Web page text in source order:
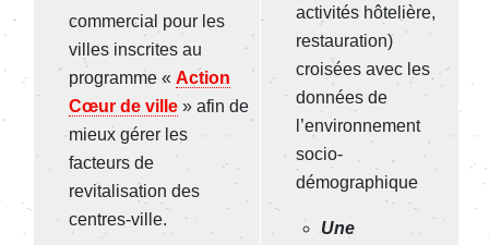
commercial pour les
villes inscrites au
programme « Action
Cœur de ville » afin de
mieux gérer les
facteurs de
revitalisation des
centres-ville.
activités hôtelière,
restauration)
croisées avec les
données de
l’environnement
socio-
démographique
Une